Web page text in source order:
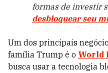
formas de investir
desbloquear seu
Um dos principais
família Trump é o World
busca usar a tecnologia